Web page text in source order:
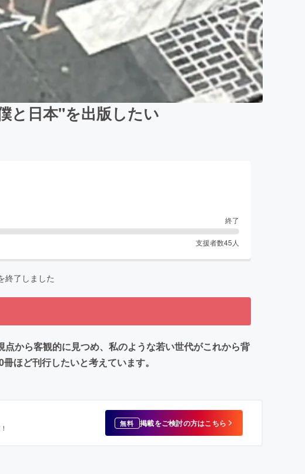
と日本"を出版したい
終了
支援者数45 人
終了しました
から客観的に見つめ、私のような若い世代がこれから背
ほど刊行したいと考えています。
無料 掲載をご検討の方はこちら